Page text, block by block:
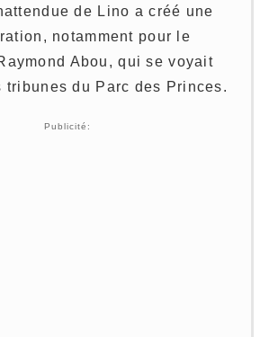
de Lino a créé une
notamment pour le
Abou, qui se voyait
tribunes du Parc des Princes.
Publicité: